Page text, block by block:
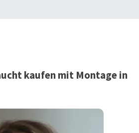
kaufen mit Montage in